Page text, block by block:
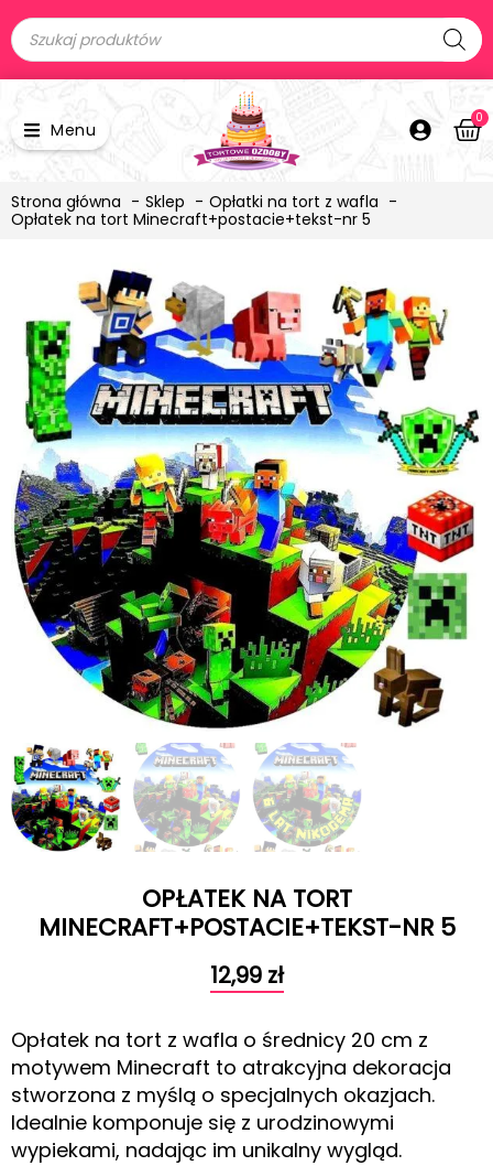
Menu
0
Strona główna Sklep
Opłatki na tort z wafla
Opłatek na tort Minecraft+postacie+tekst-nr 5
OPŁATEK NA TORT
MINECRAFT+POSTACIE+TEKST-NR 5
12,99 zł
Opłatek na tort z wafla o średnicy 20 cm z
motywem Minecraft to atrakcyjna dekoracja
stworzona z myślą o specjalnych okazjach.
Idealnie komponuje się z urodzinowymi
wypiekami, nadając im unikalny wygląd.